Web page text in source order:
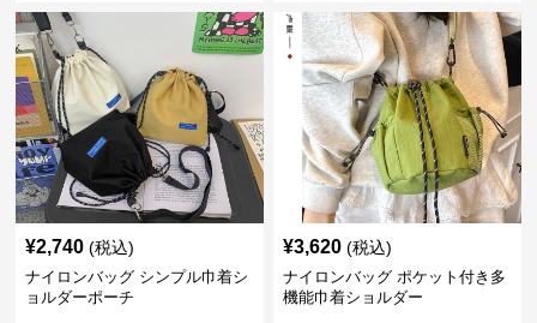
¥2,740 (税込)
ナイロンバッグ シンプル巾着シ
ョルダーポーチ
¥3,620 (税込)
ナイロンバッグ ポケット付き多
機能巾着ショルダー